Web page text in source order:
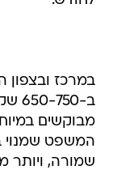
במרכז ובצפון
ב-
מבוקשים